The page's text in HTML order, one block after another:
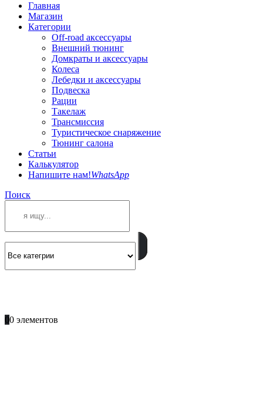
Главная
Магазин
Категории
Off-road аксессуары
Внешний тюнинг
Домкраты и аксессуары
Колеса
Лебедки и аксессуары
Подвеска
Рации
Такелаж
Трансмиссия
Туристическое снаряжение
Тюнинг салона
Статьи
Калькулятор
Напишите нам!WhatsApp
Поиск
00 элементов